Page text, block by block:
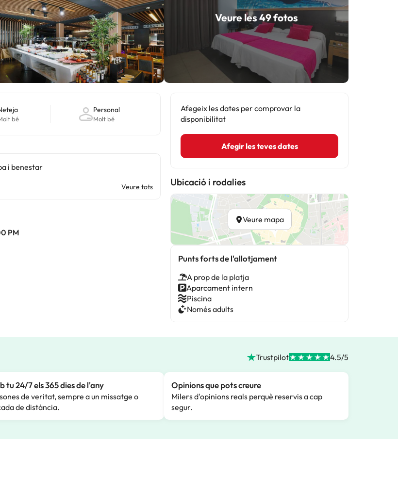
Veure les 49 fotos
bé
Personal
Molt bé
i benestar
Veure tots
PM
Afegeix les dates per comprovar la
disponibilitat
Afegir les teves dates
Ubicació i rodalies
Veure mapa
Punts forts de l'allotjament
A prop de la platja
Aparcament intern
Piscina
Només adults
Trustpilot 4.5/5
tu 24/7 els 365 dies de l'any
de veritat, sempre a un missatge o
de distància.
Opinions que pots creure
Milers d'opinions reals perquè reservis a cap
segur.